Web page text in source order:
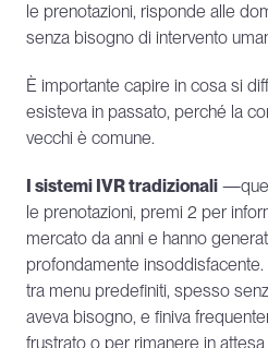
le prenotazioni, risponde alle
senza bisogno di intervento
È importante capire in cosa si
esisteva in passato, perché la
vecchi è comune.
I sistemi IVR tradizionali
le prenotazioni, premi 2 per
mercato da anni e hanno
profondamente
tra menu predefiniti, spesso
aveva bisogno, e finiva
frustrato o per rimanere in